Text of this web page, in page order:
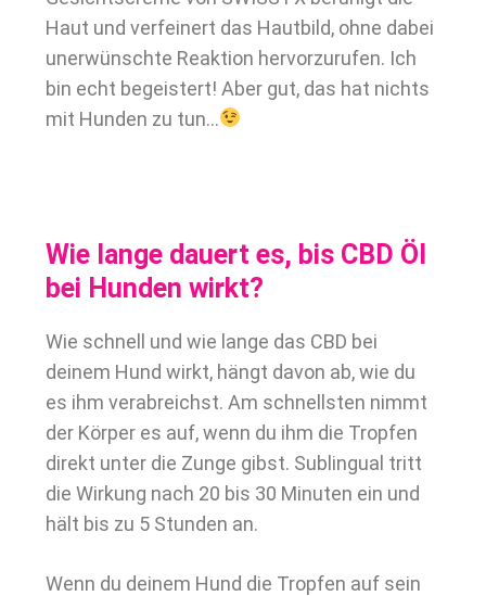
Haut und verfeinert das Hautbild, ohne dabei
unerwünschte Reaktion hervorzurufen. Ich
bin echt begeistert! Aber gut, das hat nichts
mit Hunden zu tun…
Wie lange dauert es, bis CBD Öl
bei Hunden wirkt?
Wie schnell und wie lange das CBD bei
deinem Hund wirkt, hängt davon ab, wie du
es ihm verabreichst. Am schnellsten nimmt
der Körper es auf, wenn du ihm die Tropfen
direkt unter die Zunge gibst. Sublingual tritt
die Wirkung nach 20 bis 30 Minuten ein und
hält bis zu 5 Stunden an.
Wenn du deinem Hund die Tropfen auf sein